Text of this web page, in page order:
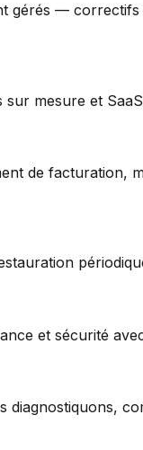
gérés —
mesure et
de facturation,
et sécurité
diagnostiquons,